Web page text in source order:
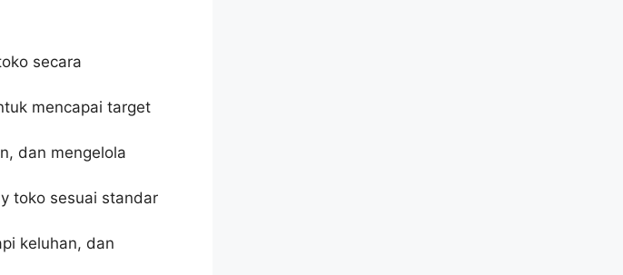
secara
mencapai target
dan mengelola
toko sesuai standar
keluhan, dan